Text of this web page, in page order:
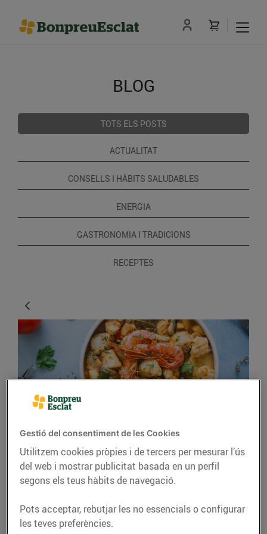
BLOG
TOTS ELS POSTS
ACTUALITAT
CONSELLS I HÀBITS SALUDABLES
ENERGIA
GASTRONOMIA I TRADICIONS
RECEPTES
RECEPTES
Caldereta de peix amb
gambes, bolets i pomes
Per a 4 persones
Gestió del consentiment de les Cookies
Utilitzem cookies pròpies i de tercers per mesurar l’ús
del web i mostrar publicitat basada en un perfil
segons els teus hàbits de navegació.
Pots acceptar, rebutjar les no essencials o configurar
les teves preferències.